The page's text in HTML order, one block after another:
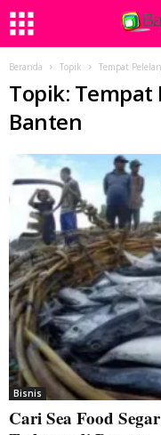
Beranda Topik Tempat
Topik: Tempat
Banten
Bisnis
Cari Sea Food